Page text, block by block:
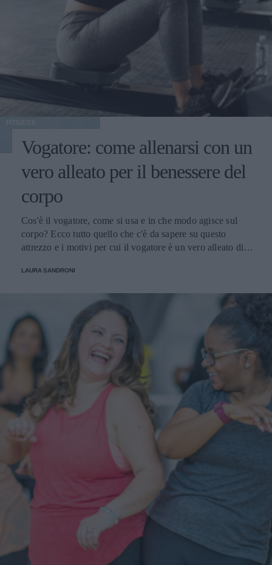
Vogatore: come allenarsi con un
vero alleato per il benessere del
corpo
Cos'è il vogatore, come si usa e in che modo agisce sul
corpo? Ecco tutto quello che c'è da sapere su questo
attrezzo e i motivi per cui il vogatore è un vero alleato di
LAURA SANDRONI